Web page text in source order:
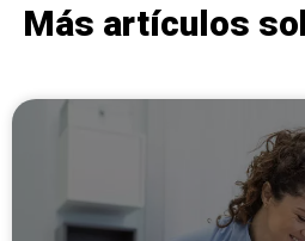
Más artículos